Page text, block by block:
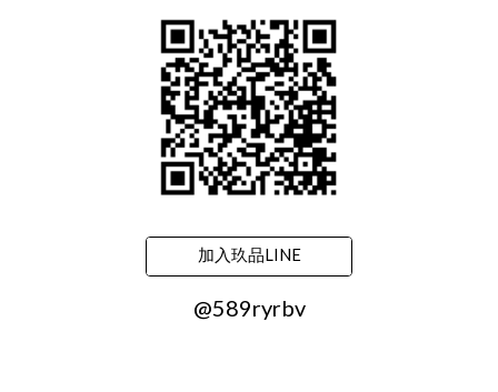
加入玖品LINE
@589ryrbv